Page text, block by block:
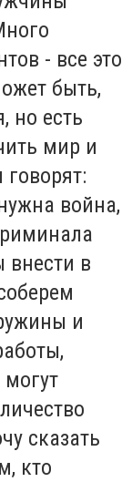
- все это
быть,
но есть
мир и
война,
в
и
сказать
кто